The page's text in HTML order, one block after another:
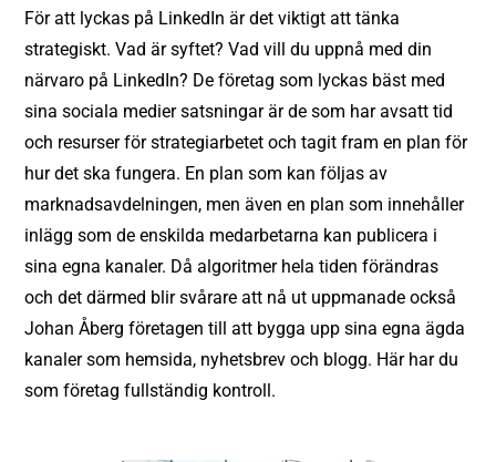
För att lyckas på LinkedIn är det viktigt att tänka
strategiskt. Vad är syftet? Vad vill du uppnå med din
närvaro på LinkedIn? De företag som lyckas bäst med
sina sociala medier satsningar är de som har avsatt tid
och resurser för strategiarbetet och tagit fram en plan för
hur det ska fungera. En plan som kan följas av
marknadsavdelningen, men även en plan som innehåller
inlägg som de enskilda medarbetarna kan publicera i
sina egna kanaler. Då algoritmer hela tiden förändras
och det därmed blir svårare att nå ut uppmanade också
Johan Åberg företagen till att bygga upp sina egna ägda
kanaler som hemsida, nyhetsbrev och blogg. Här har du
som företag fullständig kontroll.